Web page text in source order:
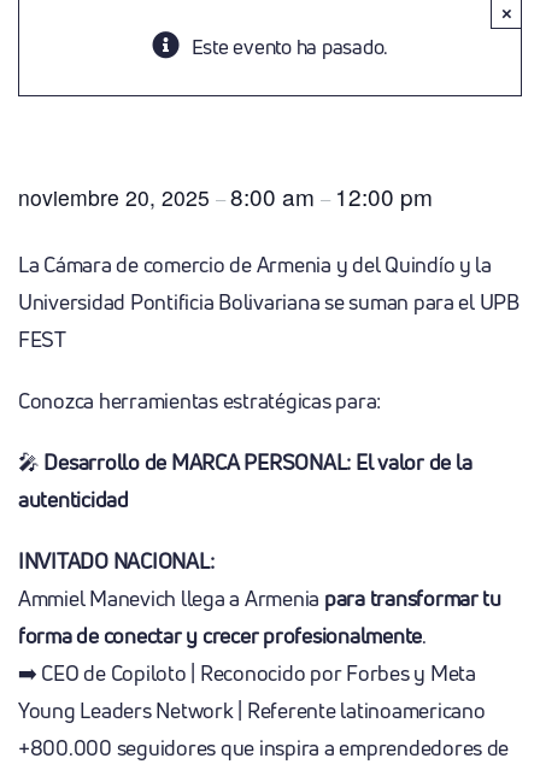
Este evento ha pasado.
×
noviembre 20, 2025 –8:00 am – 12:00 pm
La Cámara de comercio de Armenia y del Quindío y la
Universidad Pontificia Bolivariana se suman para el UPB
FEST
Conozca herramientas estratégicas para:
🎤 Desarrollo de MARCA PERSONAL: El valor de la
autenticidad
INVITADO NACIONAL:
Ammiel Manevich llega a Armenia para transformar tu
forma de conectar y crecer profesionalmente.
➡️ CEO de Copiloto | Reconocido por Forbes y Meta
Young Leaders Network | Referente latinoamericano
+800.000 seguidores que inspira a emprendedores de